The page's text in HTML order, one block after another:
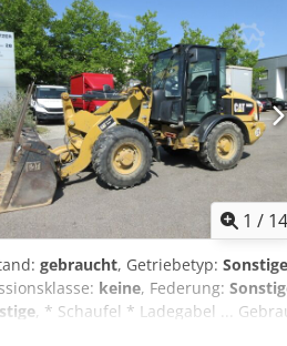
1 / 14
gebraucht, Getriebetyp: Sonstige
keine, Federung:
, * Schaufel * Ladegabel ...